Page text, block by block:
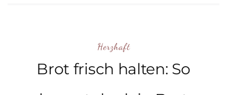
Herzhaft
Brot frisch halten: So